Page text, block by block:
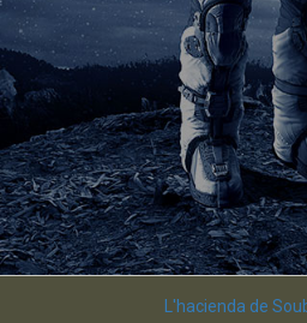
L'hacienda de